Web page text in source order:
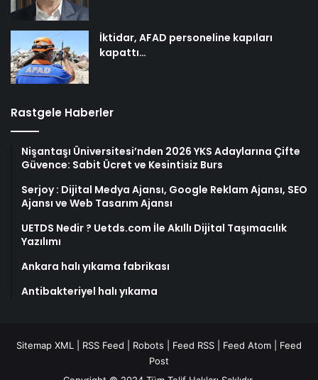
İktidar, AFAD personeline kapıları
kapattı…
Rastgele Haberler
Nişantaşı Üniversitesi’nden 2026 YKS Adaylarına Çifte
Güvence: Sabit Ücret ve Kesintisiz Burs
Serjoy : Dijital Medya Ajansı, Google Reklam Ajansı, SEO
Ajansı ve Web Tasarım Ajansı
UETDS Nedir ? Uetds.com İle Akıllı Dijital Taşımacılık
Yazılımı
Ankara halı yıkama fabrikası
Antibakteriyel halı yıkama
Sitemap XML RSS Feed Robots Feed RSS Feed Atom
Feed
Post